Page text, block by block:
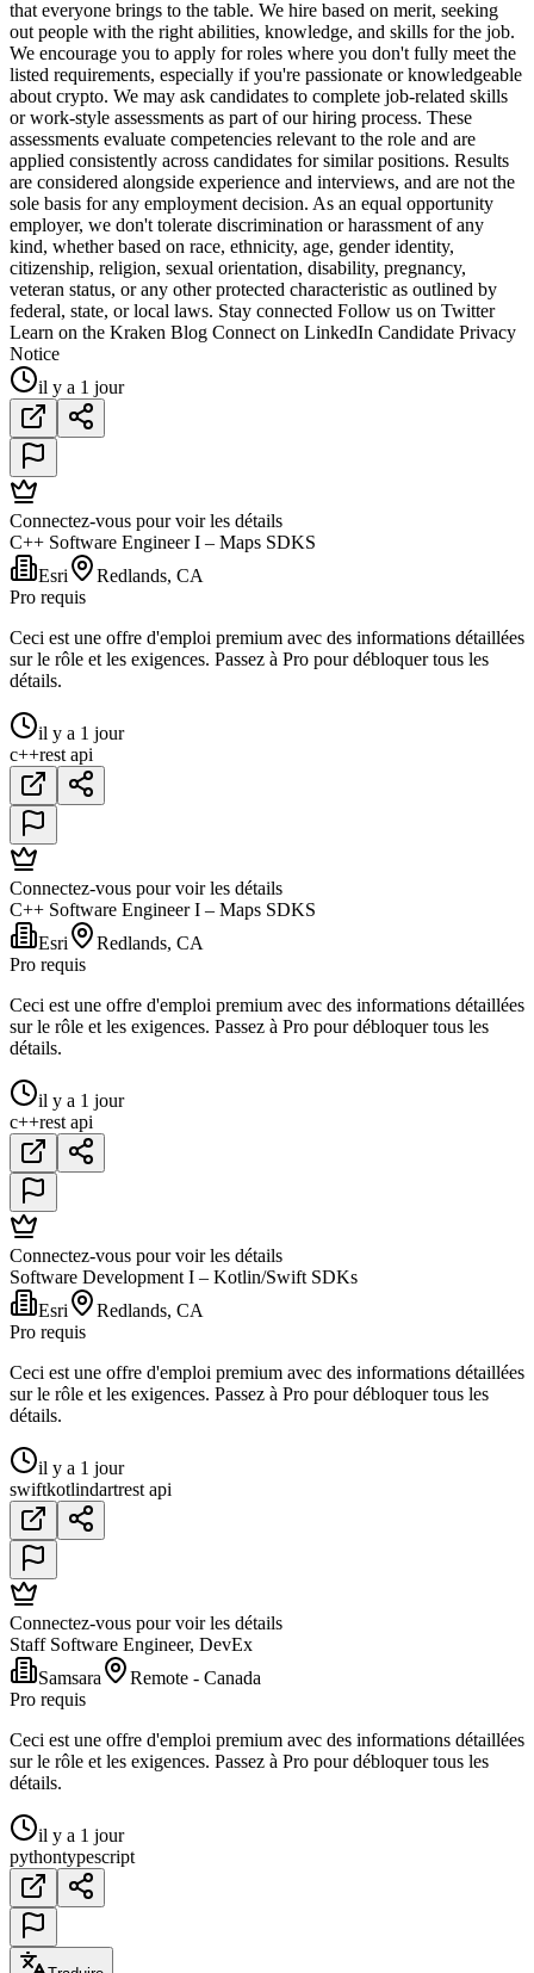
that everyone brings to the table. We hire based on merit, seeking
out people with the right abilities, knowledge, and skills for the job.
We encourage you to apply for roles where you don't fully meet the
listed requirements, especially if you're passionate or knowledgeable
about crypto. We may ask candidates to complete job-related skills
or work-style assessments as part of our hiring process. These
assessments evaluate competencies relevant to the role and are
applied consistently across candidates for similar positions. Results
are considered alongside experience and interviews, and are not the
sole basis for any employment decision. As an equal opportunity
employer, we don't tolerate discrimination or harassment of any
kind, whether based on race, ethnicity, age, gender identity,
citizenship, religion, sexual orientation, disability, pregnancy,
veteran status, or any other protected characteristic as outlined by
federal, state, or local laws. Stay connected Follow us on Twitter
Learn on the Kraken Blog Connect on LinkedIn Candidate Privacy
Notice
il y a 1 jour
Connectez-vous pour voir les détails
C++ Software Engineer I – Maps SDKS
Esri
Redlands, CA
Pro requis
Ceci est une offre d'emploi premium avec des informations détaillées
sur le rôle et les exigences. Passez à Pro pour débloquer tous les
détails.
il y a 1 jour
c++rest api
Connectez-vous pour voir les détails
C++ Software Engineer I – Maps SDKS
Esri
Redlands, CA
Pro requis
Ceci est une offre d'emploi premium avec des informations détaillées
sur le rôle et les exigences. Passez à Pro pour débloquer tous les
détails.
il y a 1 jour
c++rest api
Connectez-vous pour voir les détails
Software Development I – Kotlin/Swift SDKs
Esri
Redlands, CA
Pro requis
Ceci est une offre d'emploi premium avec des informations détaillées
sur le rôle et les exigences. Passez à Pro pour débloquer tous les
détails.
il y a 1 jour
swiftkotlindartrest api
Connectez-vous pour voir les détails
Staff Software Engineer, DevEx
Samsara
Remote - Canada
Pro requis
Ceci est une offre d'emploi premium avec des informations détaillées
sur le rôle et les exigences. Passez à Pro pour débloquer tous les
détails.
il y a 1 jour
pythontypescript